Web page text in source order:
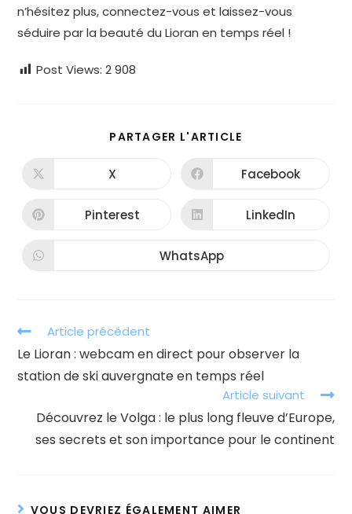
n’hésitez plus, connectez-vous et laissez-vous
séduire par la beauté du Lioran en temps réel !
Post Views: 2 908
PARTAGER L'ARTICLE
CONTENU
Ouvrir
autre
fenêtre
X Ouvrir
autre
fenêtre
Facebook
Ouvrir
Pinterest Ouvrir
LinkedIn
Ouvrir
WhatsApp
Read
more
articles
Article précédent
Le Lioran : webcam en direct pour observer la
station de ski auvergnate en temps réel
Article suivant
Découvrez le Volga : le plus long fleuve d’Europe,
ses secrets et son importance pour le continent
VOUS DEVRIEZ ÉGALEMENT AIMER